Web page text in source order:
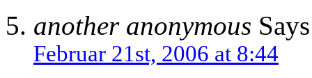
another anonymous
Februar 21st, 2006 at 8:44